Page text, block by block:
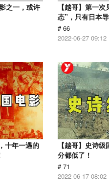
之一，或许
【越哥】第一
态”，只有日本
# 66
2022-06-27 09:12
十年一遇的
【越哥】史诗
分都低了！
# 71
2022-06-17 08:02